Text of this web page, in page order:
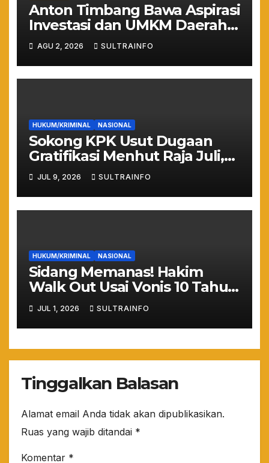
Anton Timbang Bawa Aspirasi
Investasi dan UMKM Daerah
ke Istana Merdeka
AGU 2, 2026 SULTRAINFO
HUKUM/KRIMINAL NASIONAL
Sokong KPK Usut Dugaan
Gratifikasi Menhut Raja Juli,
WHN: Jangan Sampai Hutan
Gundul Bikin Banjir!
JUL 9, 2026 SULTRAINFO
HUKUM/KRIMINAL NASIONAL
Sidang Memanas! Hakim
Walk Out Usai Vonis 10 Tahun
Nadiem Makarim, Kuasa
Hukum: “Yang Mulia Takut
Ya!”
JUL 1, 2026 SULTRAINFO
Tinggalkan Balasan
Alamat email Anda tidak akan dipublikasikan.
Ruas yang wajib ditandai *
Komentar *